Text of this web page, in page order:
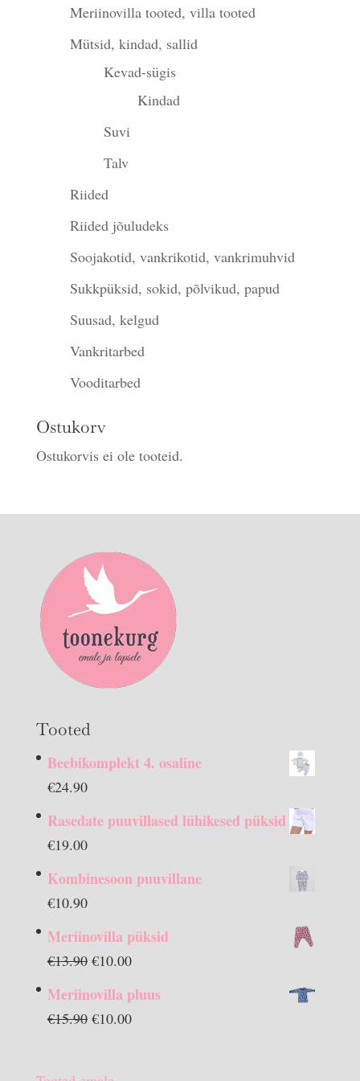
Meriinovilla tooted, villa tooted
Mütsid, kindad, sallid
Kevad-sügis
Kindad
Suvi
Talv
Riided
Riided jõuludeks
Soojakotid, vankrikotid, vankrimuhvid
Sukkpüksid, sokid, põlvikud, papud
Suusad, kelgud
Vankritarbed
Vooditarbed
Ostukorv
Ostukorvis ei ole tooteid.
Tooted
Beebikomplekt 4. osaline
€24.90
Rasedate puuvillased lühikesed püksid
€19.00
Kombinesoon puuvillane
€10.90
Meriinovilla püksid
€13.90 Algne
€10.00Praegune
on:
Meriinovilla pluus
€15.90 Algne
€10.00Praegune